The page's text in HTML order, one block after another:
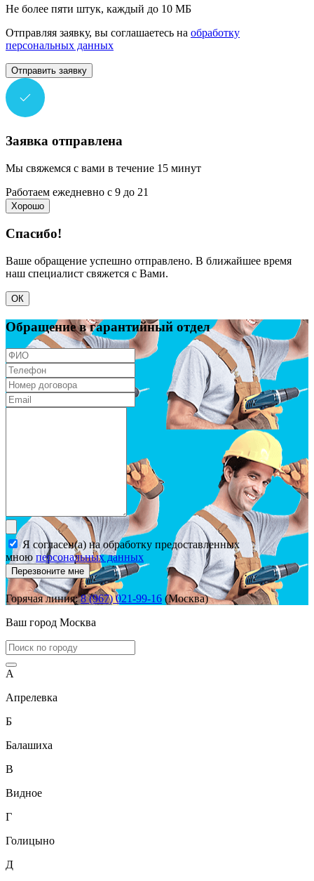
Не более пяти штук, каждый до 10 МБ
Отправляя заявку, вы соглашаетесь на обработку
персональных данных
Отправить заявку
Заявка отправлена
Мы свяжемся с вами в течение 15 минут
Работаем ежедневно с 9 до 21
Хорошо
Спасибо!
Ваше обращение успешно отправлено. В ближайшее время
наш специалист свяжется с Вами.
ОК
Обращение в гарантийный отдел
Я согласен(а) на обработку предоставленных
мною персональных данных
Перезвоните мне
Горячая линия:8 (967) 021-99-16 (Москва)
Ваш город Москва
А
Апрелевка
Б
Балашиха
В
Видное
Г
Голицыно
Д